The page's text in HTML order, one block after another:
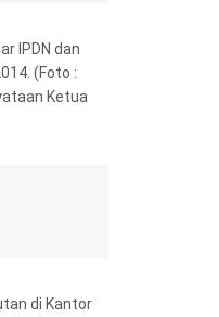
IPDN dan
(Foto :
Ketua
di Kantor